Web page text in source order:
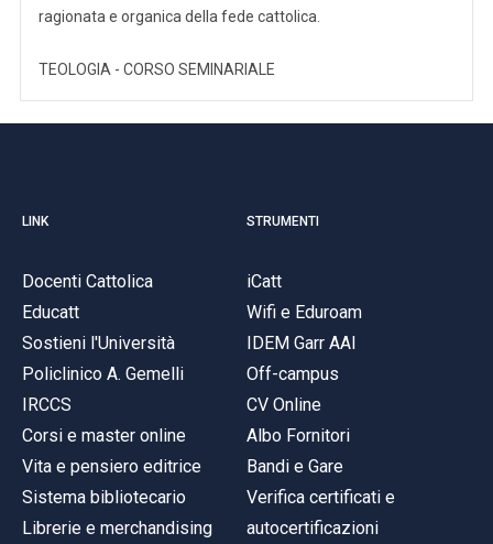
ragionata e organica della fede cattolica.
TEOLOGIA - CORSO SEMINARIALE
LINK
Docenti Cattolica
Educatt
Sostieni l'Università
Policlinico A. Gemelli
IRCCS
Corsi e master online
Vita e pensiero editrice
Sistema bibliotecario
Librerie e merchandising
STRUMENTI
iCatt
Wifi e Eduroam
IDEM Garr AAI
Off-campus
CV Online
Albo Fornitori
Bandi e Gare
Verifica certificati e
autocertificazioni